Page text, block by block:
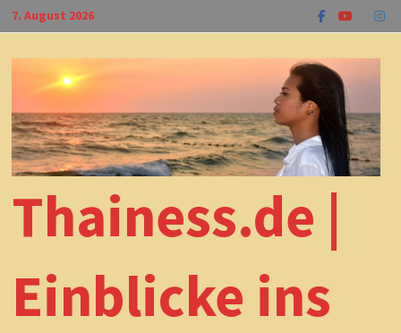
Zum
Inhalt
springen
7. August 2026
Thainess.de |
Einblicke ins